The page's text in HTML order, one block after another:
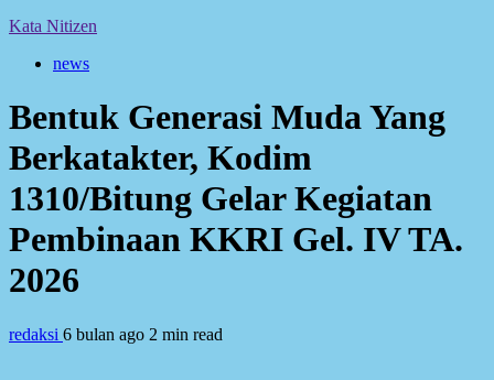
Kata Nitizen
news
Bentuk Generasi Muda Yang
Berkatakter, Kodim
1310/Bitung Gelar Kegiatan
Pembinaan KKRI Gel. IV TA.
2026
redaksi 6 bulan ago 2 min read